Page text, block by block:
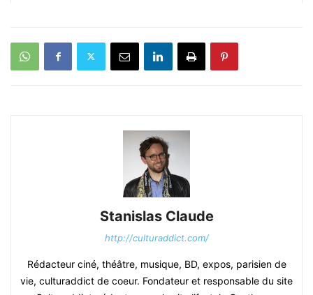
Stanislas Claude
http://culturaddict.com/
Rédacteur ciné, théâtre, musique, BD, expos, parisien de
vie, culturaddict de coeur. Fondateur et responsable du site